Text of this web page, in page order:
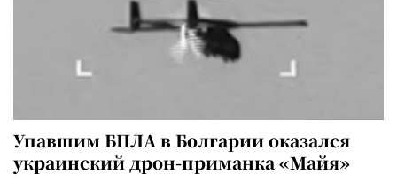
Упавшим БПЛА в Болгарии оказался
украинский дрон-приманка «Майя»